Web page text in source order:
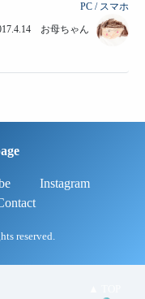
PC / スマホ
お母ちゃん
Instagram
reserved.